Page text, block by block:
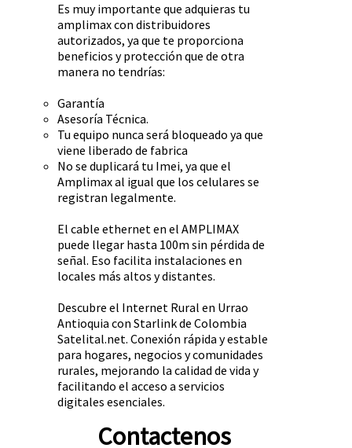
Es muy importante que adquieras tu
amplimax con distribuidores
autorizados, ya que te proporciona
beneficios y protección que de otra
manera no tendrías:
Garantía
Asesoría Técnica.
Tu equipo nunca será bloqueado ya que
viene liberado de fabrica
No se duplicará tu Imei, ya que el
Amplimax al igual que los celulares se
registran legalmente.
El cable ethernet en el AMPLIMAX
puede llegar hasta 100m sin pérdida de
señal. Eso facilita instalaciones en
locales más altos y distantes.
Descubre el Internet Rural en Urrao
Antioquia con Starlink de Colombia
Satelital.net. Conexión rápida y estable
para hogares, negocios y comunidades
rurales, mejorando la calidad de vida y
facilitando el acceso a servicios
digitales esenciales.
Contactenos